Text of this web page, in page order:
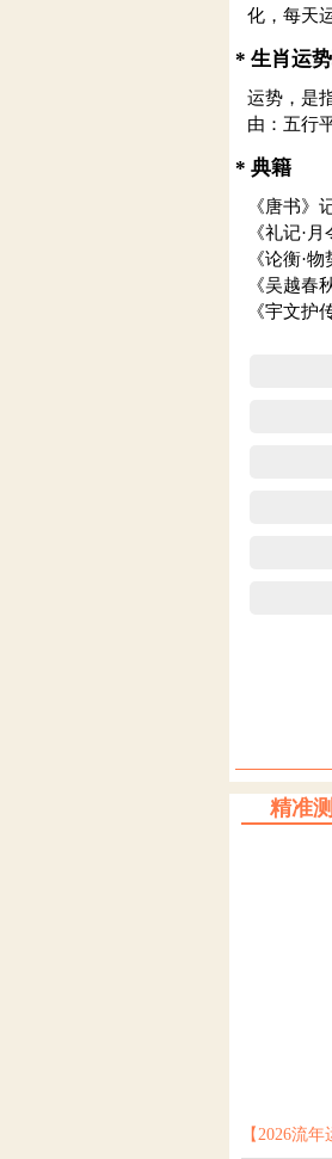
化，每天
* 生肖运
运势，是
由：五行
* 典籍
《唐书》
《礼记·
《论衡·
《吴越春
《宇文护
精准
【2026流年